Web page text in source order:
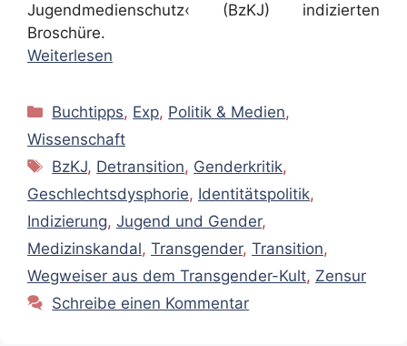
Jugendmedienschutz‹ (BzKJ) indizierten
Broschüre.
Weiterlesen
Kategorien
Buchtipps, Exp, Politik & Medien,
Wissenschaft
Schlagwörter
BzKJ, Detransition, Genderkritik,
Geschlechtsdysphorie, Identitätspolitik,
Indizierung, Jugend und Gender,
Medizinskandal, Transgender, Transition,
Wegweiser aus dem Transgender-Kult, Zensur
Schreibe einen Kommentar